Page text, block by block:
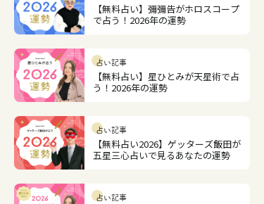
【無料占い】彌彌告がホロスコープ
で占う！2026年の運勢
占い記事
【無料占い】星ひとみが天星術で占
う！2026年の運勢
占い記事
【無料占い2026】ゲッターズ飯田が
五星三心占いで見るあなたの運勢
占い記事